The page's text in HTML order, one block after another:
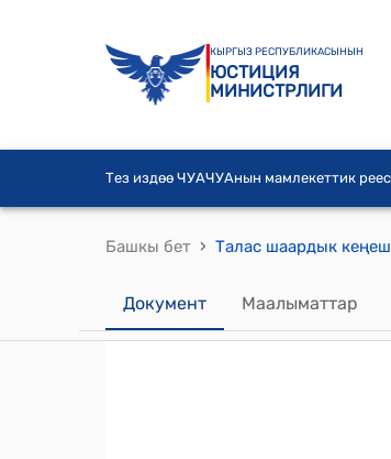
КЫРГЫЗ РЕСПУБЛИКАСЫНЫН
ЮСТИЦИЯ
МИНИСТРЛИГИ
Тез издөө ЧУАЧУАнын мамлекеттик
Башкы бет ›
Документ Маалыматтар